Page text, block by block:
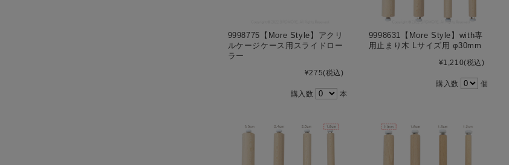
9998775【More Style】アクリ
ルケージケース用スライドロー
ラー
¥275(税込)
購入数 本
9998631【More Style】with専
用止まり木 Lサイズ用 φ30mm
¥1,210(税込)
購入数 個